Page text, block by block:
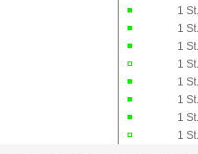
1 St.
1 St.
1 St.
1 St.
1 St.
1 St.
1 St.
1 St.